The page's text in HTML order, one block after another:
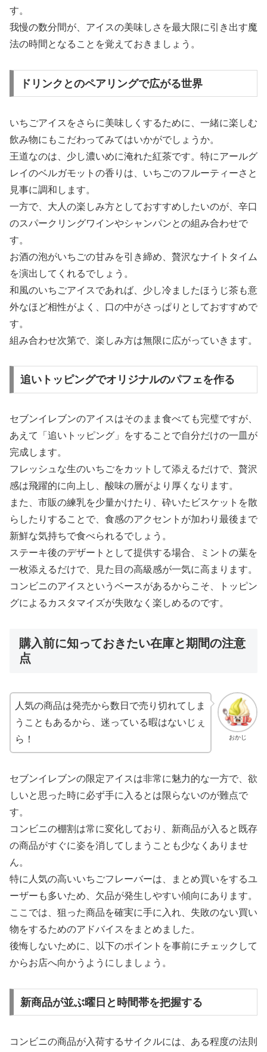
す。
我慢の数分間が、アイスの美味しさを最大限に引き出す魔
法の時間となることを覚えておきましょう。
ドリンクとのペアリングで広がる世界
いちごアイスをさらに美味しくするために、一緒に楽しむ
飲み物にもこだわってみてはいかがでしょうか。
王道なのは、少し濃いめに淹れた紅茶です。特にアールグ
レイのベルガモットの香りは、いちごのフルーティーさと
見事に調和します。
一方で、大人の楽しみ方としておすすめしたいのが、辛口
のスパークリングワインやシャンパンとの組み合わせで
す。
お酒の泡がいちごの甘みを引き締め、贅沢なナイトタイム
を演出してくれるでしょう。
和風のいちごアイスであれば、少し冷ましたほうじ茶も意
外なほど相性がよく、口の中がさっぱりとしておすすめで
す。
組み合わせ次第で、楽しみ方は無限に広がっていきます。
追いトッピングでオリジナルのパフェを作る
セブンイレブンのアイスはそのまま食べても完璧ですが、
あえて「追いトッピング」をすることで自分だけの一皿が
完成します。
フレッシュな生のいちごをカットして添えるだけで、贅沢
感は飛躍的に向上し、酸味の層がより厚くなります。
また、市販の練乳を少量かけたり、砕いたビスケットを散
らしたりすることで、食感のアクセントが加わり最後まで
新鮮な気持ちで食べられるでしょう。
ステーキ後のデザートとして提供する場合、ミントの葉を
一枚添えるだけで、見た目の高級感が一気に高まります。
コンビニのアイスというベースがあるからこそ、トッピン
グによるカスタマイズが失敗なく楽しめるのです。
購入前に知っておきたい在庫と期間の注意
点
おかじ
人気の商品は発売から数日で売り切れてしま
うこともあるから、迷っている暇はないじぇ
ら！
セブンイレブンの限定アイスは非常に魅力的な一方で、欲
しいと思った時に必ず手に入るとは限らないのが難点で
す。
コンビニの棚割は常に変化しており、新商品が入ると既存
の商品がすぐに姿を消してしまうことも少なくありませ
ん。
特に人気の高いいちごフレーバーは、まとめ買いをするユ
ーザーも多いため、欠品が発生しやすい傾向にあります。
ここでは、狙った商品を確実に手に入れ、失敗のない買い
物をするためのアドバイスをまとめました。
後悔しないために、以下のポイントを事前にチェックして
からお店へ向かうようにしましょう。
新商品が並ぶ曜日と時間帯を把握する
コンビニの商品が入荷するサイクルには、ある程度の法則